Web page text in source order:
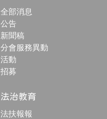
全部消息
公告
新聞稿
分會服務異動
活動
招募
法治教育
法扶報報